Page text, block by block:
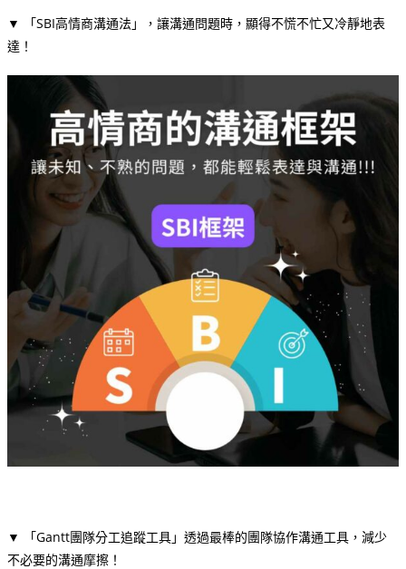
▼ 「SBI高情商溝通法」，讓溝通問題時，顯得不慌不忙又冷靜地表
達！
▼ 「Gantt團隊分工追蹤工具」透過最棒的團隊協作溝通工具，減少
不必要的溝通摩擦！